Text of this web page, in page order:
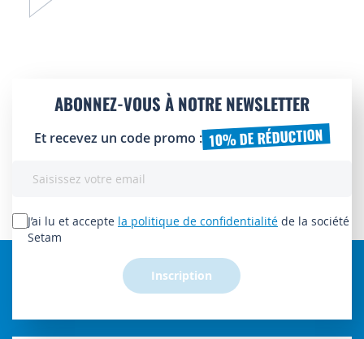
ABONNEZ-VOUS À NOTRE NEWSLETTER
Et recevez un code promo : 10% DE RÉDUCTION
lettre
d’information
J’ai lu et accepte la politique de confidentialité de la société
Setam
Inscription